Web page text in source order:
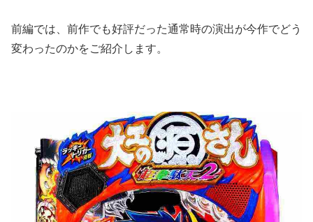
前編では、前作でも好評だった通常時の演出が今作でどう
変わったのかをご紹介します。